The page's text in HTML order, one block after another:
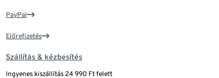
PayPal
Előrefizetés
Szállítás & kézbesítés
Ingyenes kiszállítás 24 990 Ft felett